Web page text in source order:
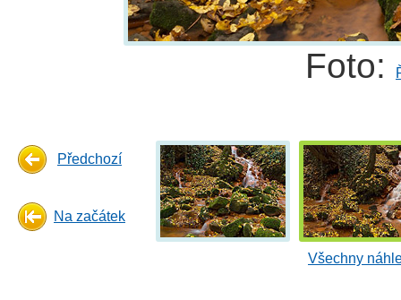
Foto:
Předchozí
Na začátek
Všechny